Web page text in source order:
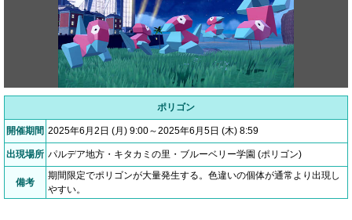
ポリゴン
開催期間 2025年6月2日 (月) 9:00～2025年6月5日 (木) 8:59
出現場所 パルデア地方・キタカミの里・ブルーベリー学園 (ポリゴン)
備考
期間限定でポリゴンが大量発生する。色違いの個体が通常より出現し
やすい。